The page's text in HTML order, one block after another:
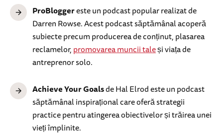
ProBloggereste un podcast popular realizat de
Darren Rowse. Acest podcast săptămânal acoperă
subiecte precum producerea de conținut, plasarea
reclamelor,promovarea muncii taleși viața de
antreprenor solo.
Achieve Your Goalsde Hal Elrod este un podcast
săptămânal inspirațional care oferă strategii
practice pentru atingerea obiectivelor și trăirea unei
vieți împlinite.